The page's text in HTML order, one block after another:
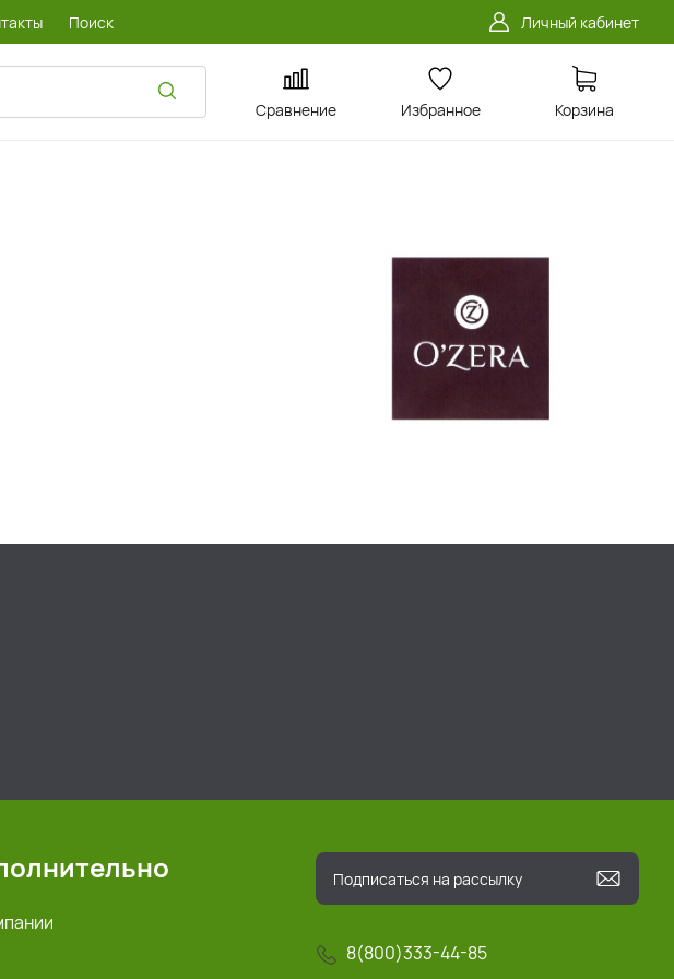
Поиск Личный кабинет
Сравнение Избранное Корзина
8(800)333-44-85